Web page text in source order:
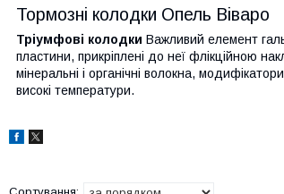
Тормозні колодки Опель Віваро
Тріумфові колодки Важливий елемент
пластини, прикріплені до неї флікційною
мінеральні і органічні волокна,
високі температури.